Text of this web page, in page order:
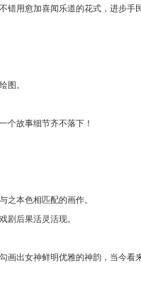
错用愈加喜闻乐道的花式，进步手
图。
个故事细节齐不落下！
之本色相匹配的画作。
剧后果活灵活现。
出女神鲜明优雅的神韵，当今看